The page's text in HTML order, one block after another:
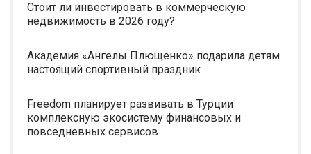
Стоит ли инвестировать в коммерческую
недвижимость в 2026 году?
Академия «Ангелы Плющенко» подарила детям
настоящий спортивный праздник
Freedom планирует развивать в Турции
комплексную экосистему финансовых и
повседневных сервисов